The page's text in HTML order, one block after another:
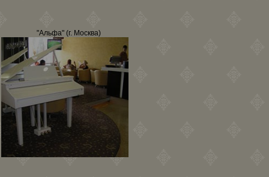
"Альфа" (г. Москва)